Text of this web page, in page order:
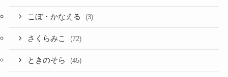
こぼ・かなえる (3)
さくらみこ (72)
ときのそら (45)